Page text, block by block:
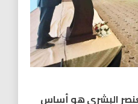
البشري هو أساس